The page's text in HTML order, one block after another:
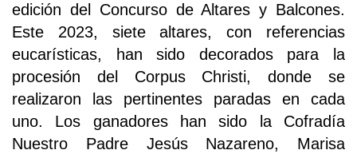
edición del Concurso de Altares y Balcones.
Este 2023, siete altares, con referencias
eucarísticas, han sido decorados para la
procesión del Corpus Christi, donde se
realizaron las pertinentes paradas en cada
uno. Los ganadores han sido la Cofradía
Nuestro Padre Jesús Nazareno, Marisa